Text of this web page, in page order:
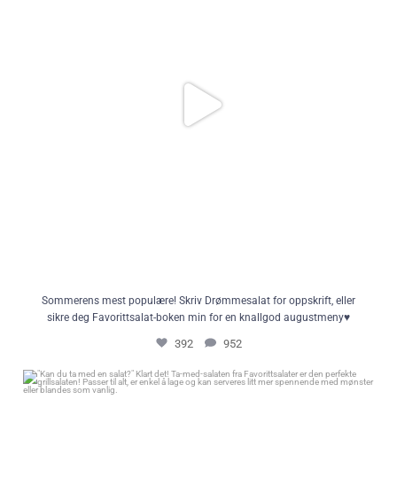
Sommerens mest populære! Skriv Drømmesalat for oppskrift, eller
sikre deg Favorittsalat-boken min for en knallgod augustmeny♥️
392 952
"Kan du ta med en salat?" Klart det! Ta-med-salaten fra Favorittsalater er
den perfekte grillsalaten! Passer til alt, er enkel å lage og kan serveres litt
mer spennende med mønster eller blandes som vanlig.